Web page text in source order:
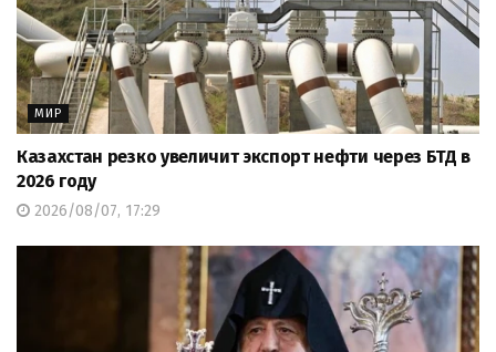
МИР
Казахстан резко увеличит экспорт нефти через БТД в
2026 году
2026/08/07, 17:29